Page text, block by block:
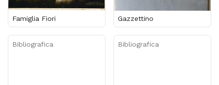
Famiglia Fiori Gazzettino
Bibliografica Bibliografica